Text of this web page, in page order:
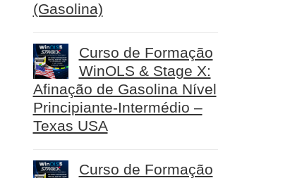
(Gasolina)
Curso de Formação
WinOLS & Stage X:
Afinação de Gasolina Nível
Principiante-Intermédio –
Texas USA
Curso de Formação